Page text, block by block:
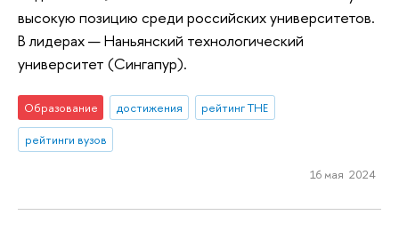
высокую позицию среди российских университетов.
В лидерах — Наньянский технологический
университет (Сингапур).
Образование достижения
рейтинг THE
рейтинги вузов
16 мая 2024